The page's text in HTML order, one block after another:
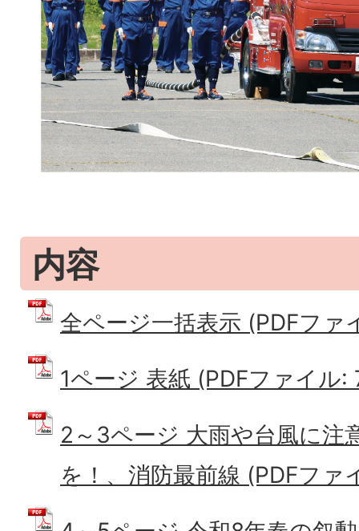
内容
全ページ一括表示 (PDFファ
1ページ 表紙 (PDFファイル:
2～3ページ 大雨や台風に注
を！、消防最前線 (PDFファ